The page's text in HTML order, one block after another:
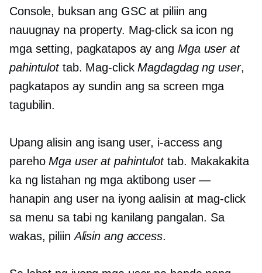
Console, buksan ang GSC at piliin ang
nauugnay na property. Mag-click sa icon ng
mga setting, pagkatapos ay ang Mga user at
pahintulottab. Mag-clickMagdagdag ng user,
pagkatapos ay sundin ang sa screen mga
tagubilin.
Upang alisin ang isang user, i-access ang
parehoMga user at pahintulottab. Makakakita
ka ng listahan ng mga aktibong user —
hanapin ang user na iyong aalisin at mag-click
sa menu sa tabi ng kanilang pangalan. Sa
wakas, piliinAlisin ang access.